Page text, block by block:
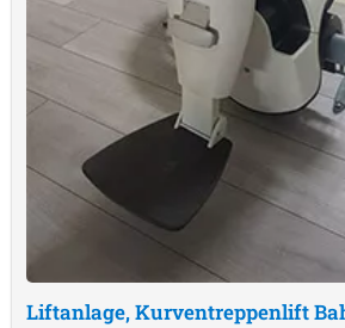
Liftanlage, Kurventreppenlift